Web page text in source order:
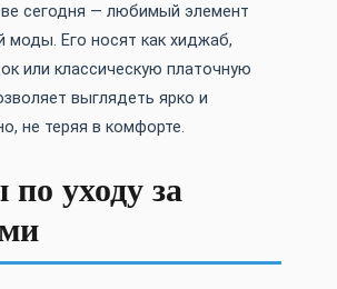
сегодня — любимый элемент
моды. Его носят как хиджаб,
или классическую платочную
выглядеть ярко и
не теряя в комфорте.
уходу за